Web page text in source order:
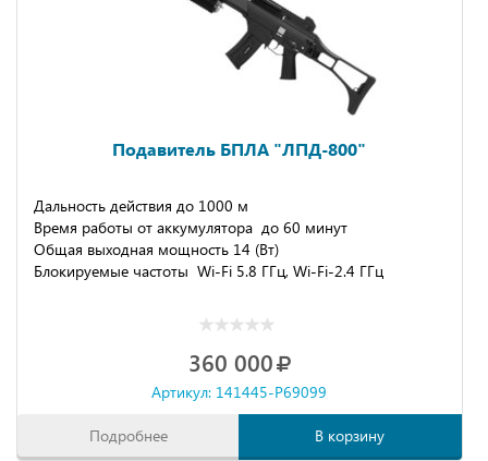
Подавитель БПЛА "ЛПД-800"
Дальность действия до 1000 м
Время работы от аккумулятора до 60 минут
Общая выходная мощность 14 (Вт)
Блокируемые частоты Wi-Fi 5.8 ГГц, Wi-Fi-2.4 ГГц
360 000
Артикул: 141445-P69099
Подробнее В корзину